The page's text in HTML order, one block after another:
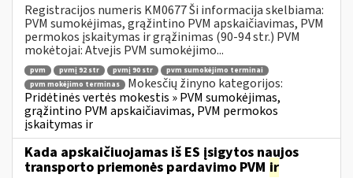
Registracijos numeris KM0677 Ši informacija skelbiama:
PVM sumokėjimas, grąžintino PVM apskaičiavimas, PVM
permokos įskaitymas ir grąžinimas (90-94 str.) PVM
mokėtojai: Atvejis PVM sumokėjimo...
pvm pvmį 92 str pvmį 90 str
pvm sumokėjimo terminai
pvm mokėjimo terminas
Mokesčių žinyno kategorijos:
Pridėtinės vertės mokestis » PVM sumokėjimas,
grąžintino PVM apskaičiavimas, PVM permokos
įskaitymas ir
Kada apskaičiuojamas iš ES įsigytos naujos
transporto priemonės pardavimo PVM ir